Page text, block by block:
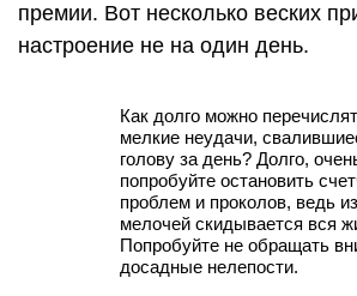
премии. Вот несколько веских
настроение не на один день.
Как долго можно
мелкие неудачи,
голову за день? Долго,
попробуйте остановить
проблем и проколов, ведь
мелочей скидывается вся
Попробуйте не обращать
досадные нелепости.